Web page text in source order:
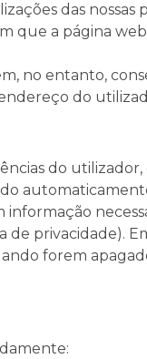
das nossas
que a página
no entanto,
do
do utilizador,
informação
de privacidade).
forem